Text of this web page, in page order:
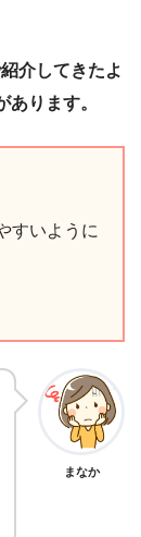
介してきたよ
ります。
すいように
まなか